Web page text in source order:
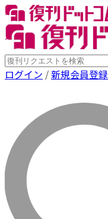
ログイン /新規会員登録